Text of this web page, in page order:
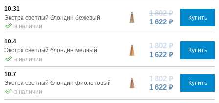
10.31
Экстра светлый блондин бежевый
в наличии
1 802 ₽
1 622 ₽
Купить
10.4
Экстра светлый блондин медный
в наличии
1 802 ₽
1 622 ₽
Купить
10.7
Экстра светлый блондин фиолетовый
в наличии
1 802 ₽
1 622 ₽
Купить